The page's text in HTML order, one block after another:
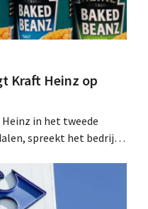
Kraft Heinz op
in het tweede
spreekt het bedrijf
en de